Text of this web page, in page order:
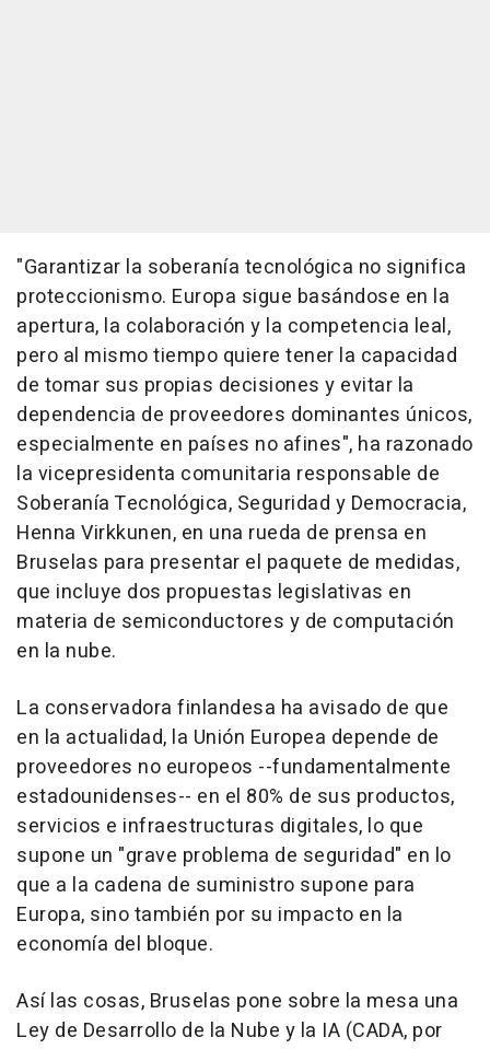
"Garantizar la soberanía tecnológica no significa
proteccionismo. Europa sigue basándose en la
apertura, la colaboración y la competencia leal,
pero al mismo tiempo quiere tener la capacidad
de tomar sus propias decisiones y evitar la
dependencia de proveedores dominantes únicos,
especialmente en países no afines", ha razonado
la vicepresidenta comunitaria responsable de
Soberanía Tecnológica, Seguridad y Democracia,
Henna Virkkunen, en una rueda de prensa en
Bruselas para presentar el paquete de medidas,
que incluye dos propuestas legislativas en
materia de semiconductores y de computación
en la nube.
La conservadora finlandesa ha avisado de que
en la actualidad, la Unión Europea depende de
proveedores no europeos --fundamentalmente
estadounidenses-- en el 80% de sus productos,
servicios e infraestructuras digitales, lo que
supone un "grave problema de seguridad" en lo
que a la cadena de suministro supone para
Europa, sino también por su impacto en la
economía del bloque.
Así las cosas, Bruselas pone sobre la mesa una
Ley de Desarrollo de la Nube y la IA (CADA, por